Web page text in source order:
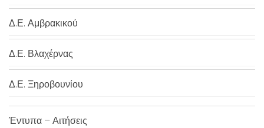
Δ.Ε. Αμβρακικού
Δ.Ε. Βλαχέρνας
Δ.Ε. Ξηροβουνίου
Έντυπα – Αιτήσεις